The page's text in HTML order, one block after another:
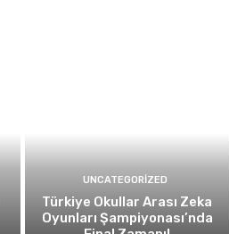
UNCATEGORIZED
Türkiye Okullar Arası Zeka
Oyunları Şampiyonası’nda